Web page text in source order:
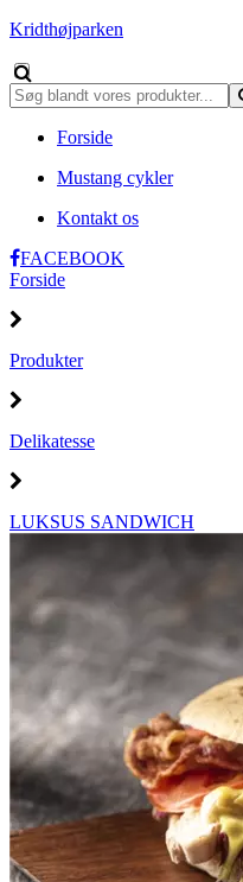
Kridthøjparken
Forside
Mustang cykler
Kontakt os
FACEBOOK
Forside
Produkter
Delikatesse
LUKSUS SANDWICH